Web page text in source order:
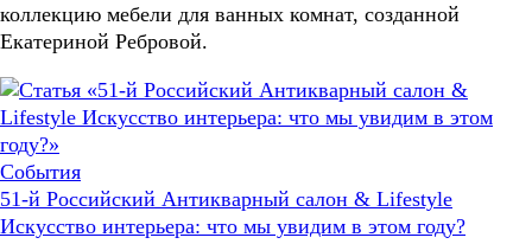
коллекцию мебели для ванных комнат, созданной
Екатериной Ребровой.
События
51-й Российский Антикварный салон & Lifestyle
Искусство интерьера: что мы увидим в этом году?